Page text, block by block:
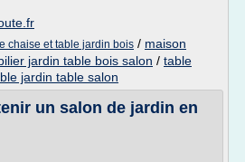
chaise et table jardin bois / maison
jardin table bois salon / table
jardin table salon
un salon de jardin en